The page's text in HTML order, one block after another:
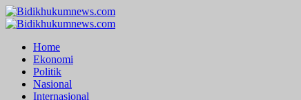
Skip
to
Primary
Home
Ekonomi
Politik
Nasional
Internasional